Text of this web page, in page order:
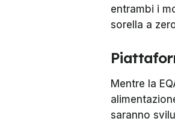
entrambi i
sorella a
Mentre la
saranno